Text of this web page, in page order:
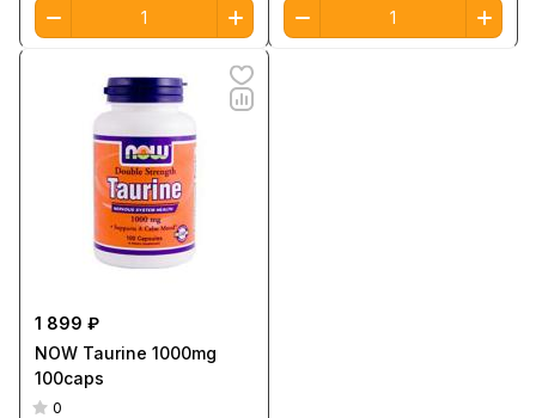
1 899 ₽
NOW Taurine 1000mg
100caps
0